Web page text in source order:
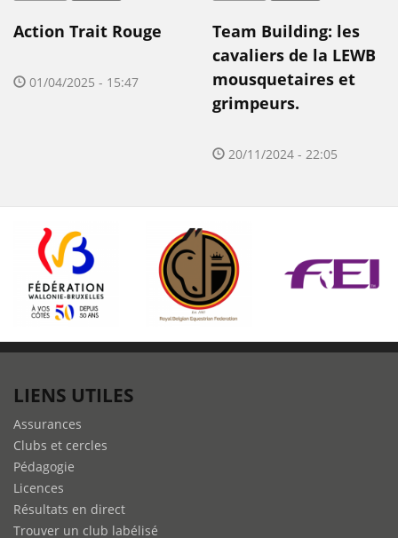
Action Trait Rouge
01/04/2025 - 15:47
Team Building: les
cavaliers de la LEWB
mousquetaires et
grimpeurs.
20/11/2024 - 22:05
LIENS UTILES
Assurances
Clubs et cercles
Pédagogie
Licences
Résultats en direct
Trouver un club labélisé